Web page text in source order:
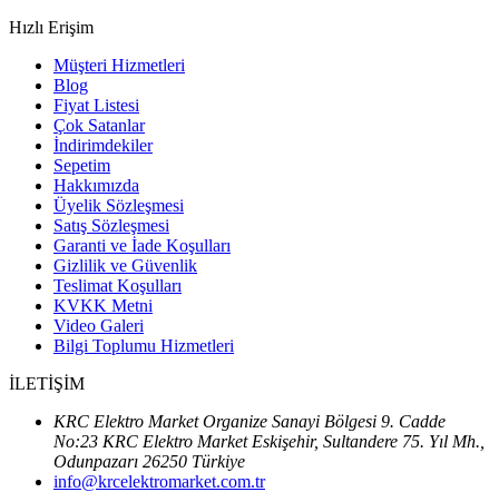
Hızlı Erişim
Müşteri Hizmetleri
Blog
Fiyat Listesi
Çok Satanlar
İndirimdekiler
Sepetim
Hakkımızda
Üyelik Sözleşmesi
Satış Sözleşmesi
Garanti ve İade Koşulları
Gizlilik ve Güvenlik
Teslimat Koşulları
KVKK Metni
Video Galeri
Bilgi Toplumu Hizmetleri
İLETİŞİM
KRC Elektro Market Organize Sanayi Bölgesi 9. Cadde
No:23 KRC Elektro Market Eskişehir, Sultandere 75. Yıl Mh.,
Odunpazarı 26250 Türkiye
info@krcelektromarket.com.tr